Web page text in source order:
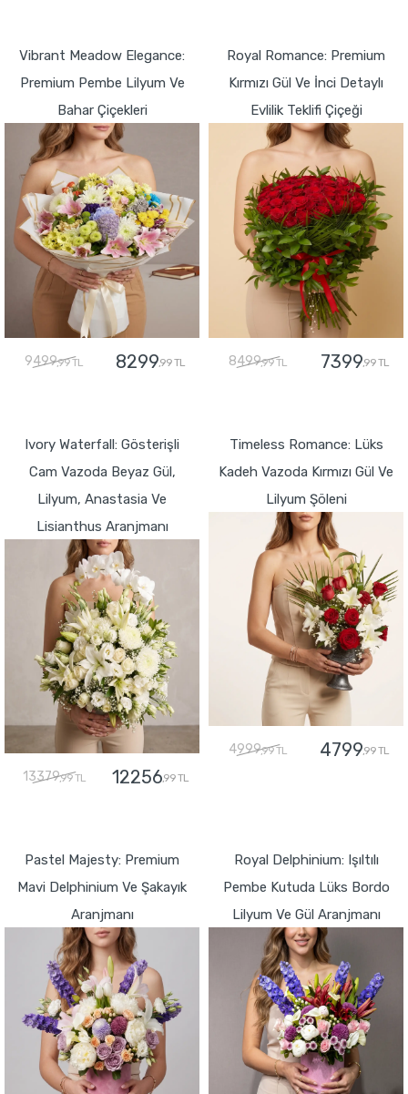
Vibrant Meadow Elegance:
Premium Pembe Lilyum Ve
Bahar Çiçekleri
9499,99 TL 8299,99 TL
Royal Romance: Premium
Kırmızı Gül Ve İnci Detaylı
Evlilik Teklifi Çiçeği
8499,99 TL 7399,99 TL
Ivory Waterfall: Gösterişli
Cam Vazoda Beyaz Gül,
Lilyum, Anastasia Ve
Lisianthus Aranjmanı
13379,99 TL 12256,99 TL
Timeless Romance: Lüks
Kadeh Vazoda Kırmızı Gül Ve
Lilyum Şöleni
4999,99 TL 4799,99 TL
Pastel Majesty: Premium
Mavi Delphinium Ve Şakayık
Aranjmanı
Royal Delphinium: Işıltılı
Pembe Kutuda Lüks Bordo
Lilyum Ve Gül Aranjmanı